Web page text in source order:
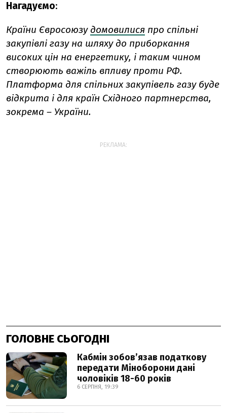
Нагадуємо:
Країни Євросоюзу домовилися про спільні
закупівлі газу на шляху до приборкання
високих цін на енергетику, і таким чином
створюють важіль впливу проти РФ.
Платформа для спільних закупівель газу буде
відкрита і для країн Східного партнерства,
зокрема – України.
РЕКЛАМА:
ГОЛОВНЕ СЬОГОДНІ
Кабмін зобовʼязав податкову
передати Міноборони дані
чоловіків 18-60 років
6 СЕРПНЯ, 19:39